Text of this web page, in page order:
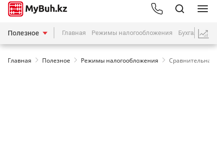
Полезное Главная Режимы налогообложения Бухгалтерия
Главная Полезное Режимы налогообложения Сравнительная